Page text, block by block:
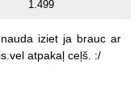
1.499
nauda iziet ja brauc ar
atpakaļ ceļš. :/